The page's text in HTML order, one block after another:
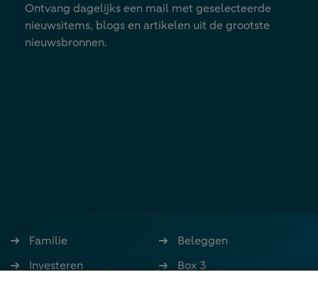
Ontvang dagelijks een mail met geselecteerde
nieuwsitems, blogs en artikelen uit de grootste
nieuwsbronnen.
Familie
Investeren
Beleggen
Box 3